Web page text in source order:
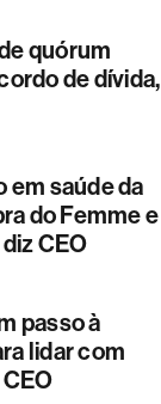
quórum
de dívida,
em saúde da
do Femme e
CEO
passo à
lidar com